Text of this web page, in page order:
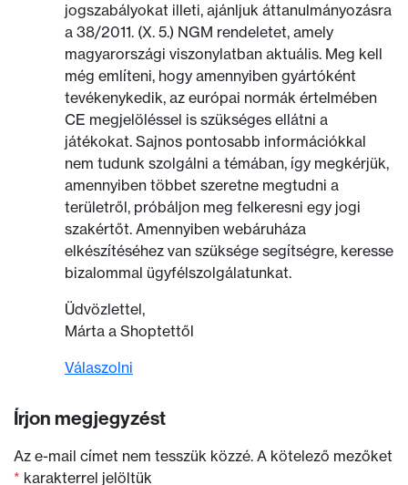
jogszabályokat illeti, ajánljuk áttanulmányozásra
a 38/2011. (X. 5.) NGM rendeletet, amely
magyarországi viszonylatban aktuális. Meg kell
még említeni, hogy amennyiben gyártóként
tevékenykedik, az európai normák értelmében
CE megjelöléssel is szükséges ellátni a
játékokat. Sajnos pontosabb információkkal
nem tudunk szolgálni a témában, így megkérjük,
amennyiben többet szeretne megtudni a
területről, próbáljon meg felkeresni egy jogi
szakértőt. Amennyiben webáruháza
elkészítéséhez van szüksége segítségre, keresse
bizalommal ügyfélszolgálatunkat.
Üdvözlettel,
Márta a Shoptettől
Válaszolni
Írjon megjegyzést
Az e-mail címet nem tesszük közzé. A kötelező mezőket
* karakterrel jelöltük